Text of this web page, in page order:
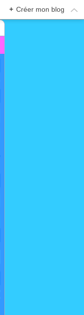
+ Créer mon blog